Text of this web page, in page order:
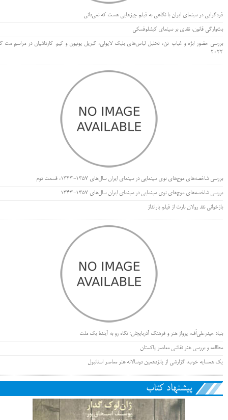
فردگرایی در سینمای ایران با نگاهی به فیلم چیزهایی هست که نمی‌دانی
بت‌وارگی قانون، نقدی بر سینمای کیشلوفسکی
بررسی حضور ابژه و غیاب تن، تحلیل لباس‌های بلیک لایولی، گبریل یونیون و کیم کارداشیان در مراسم مت
۲۰۲۲
بررسی شاخصه‌های موج‌های نوی سینمایی در سینمای ایران سال‌های 1357-1343، قسمت دوم
بررسی شاخصه‌های موج‌های نوی سینمایی در سینمای ایران سال‌های 1357-1343
بازخوانی نقد رولان بارت از فیلم بارانداز
بنیاد حیدرعلی‌اُف، پرواز هنر و فرهنگ آذربایجان؛ نگاه رو به آیندۀ یک ملت
مطالعه و بررسی هنر نقاشی معاصر پاکستان
یک همسایه خوب، گزارشی از پانزدهمین دوسالانه هنر معاصر استانبول
پیشنهاد کتاب